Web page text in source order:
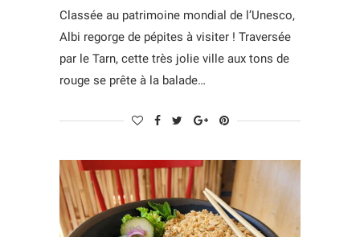
Classée au patrimoine mondial de l’Unesco,
Albi regorge de pépites à visiter ! Traversée
par le Tarn, cette très jolie ville aux tons de
rouge se prête à la balade…